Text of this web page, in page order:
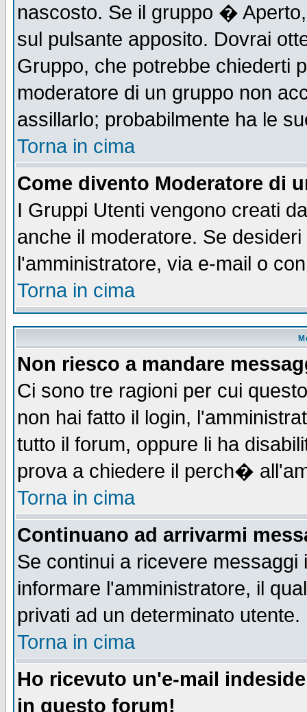
nascosto. Se il gruppo �
sul pulsante apposito. Dovrai
Gruppo, che potrebbe chiederti
moderatore di un gruppo non
assillarlo; probabilmente ha le
Torna in cima
Come divento Moderatore di
I Gruppi Utenti vengono creati
anche il moderatore. Se
l'amministratore, via e-mail o
Torna in cima
Non riesco a mandare
Ci sono tre ragioni per cui
non hai fatto il login,
tutto il forum, oppure li ha
prova a chiedere il perch�
Torna in cima
Continuano ad arrivarmi
Se continui a ricevere
informare l'amministratore, il
privati ad un determinato utente.
Torna in cima
Ho ricevuto un'e-mail
in questo forum!